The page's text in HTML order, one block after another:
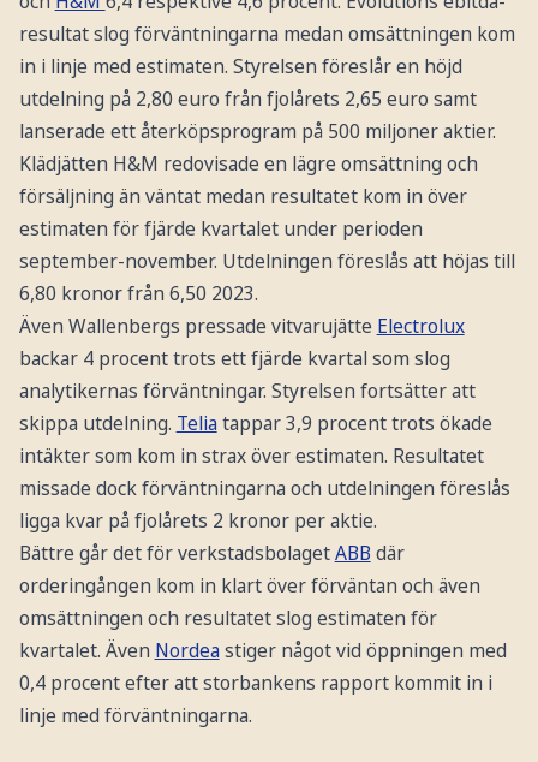
resultat slog förväntningarna medan omsättningen kom
in i linje med estimaten. Styrelsen föreslår en höjd
utdelning på 2,80 euro från fjolårets 2,65 euro samt
lanserade ett återköpsprogram på 500 miljoner aktier.
Klädjätten H&M redovisade en lägre omsättning och
försäljning än väntat medan resultatet kom in över
estimaten för fjärde kvartalet under perioden
september-november. Utdelningen föreslås att höjas till
6,80 kronor från 6,50 2023.
Även Wallenbergs pressade vitvarujätte Electrolux
backar 4 procent trots ett fjärde kvartal som slog
analytikernas förväntningar. Styrelsen fortsätter att
skippa utdelning. Teliatappar 3,9 procent trots ökade
intäkter som kom in strax över estimaten. Resultatet
missade dock förväntningarna och utdelningen föreslås
ligga kvar på fjolårets 2 kronor per aktie.
Bättre går det för verkstadsbolagetABB där
orderingången kom in klart över förväntan och även
omsättningen och resultatet slog estimaten för
kvartalet. Även Nordeastiger något vid öppningen med
0,4 procent efter att storbankens rapport kommit in i
linje med förväntningarna.